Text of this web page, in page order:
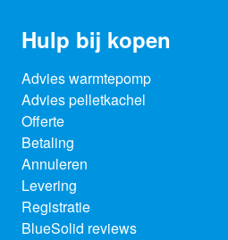
Hulp bij kopen
Advies warmtepomp
Advies pelletkachel
Offerte
Betaling
Annuleren
Levering
Registratie
BlueSolid reviews